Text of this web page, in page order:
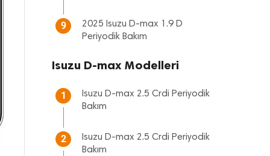
9
2025 Isuzu D-max 1.9 D
Periyodik Bakım
Isuzu D-max Modelleri
1
Isuzu D-max 2.5 Crdi Periyodik
Bakım
2
Isuzu D-max 2.5 Crdi Periyodik
Bakım